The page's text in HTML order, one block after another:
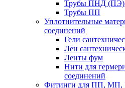
Трубы ПНД (ПЭ)
Трубы ПП
Уплотнительные
соединений
Гели
Лен
Ленты фум
Нити для
соединений
Фитинги для ПП, МП,